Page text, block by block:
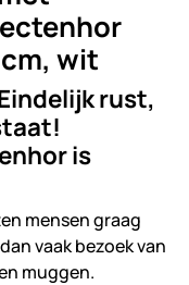
wit
rust,
is
mensen graag
vaak bezoek van
muggen.